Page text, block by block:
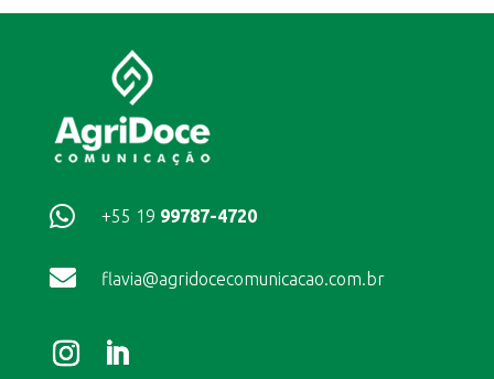
 +55 19 99787-4720
 flavia@agridocecomunicacao.com.br